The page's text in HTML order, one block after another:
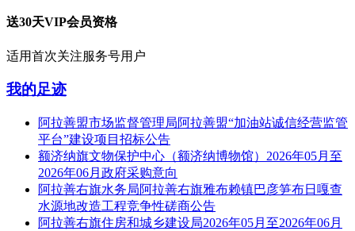
送30天VIP会员资格
适用首次关注服务号用户
我的足迹
阿拉善盟市场监督管理局阿拉善盟“加油站诚信经营监管
平台”建设项目招标公告
额济纳旗文物保护中心（额济纳博物馆）2026年05月至
2026年06月政府采购意向
阿拉善右旗水务局阿拉善右旗雅布赖镇巴彦笋布日嘎查
水源地改造工程竞争性磋商公告
阿拉善右旗住房和城乡建设局2026年05月至2026年06月